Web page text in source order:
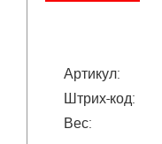
Артикул:
Штрих-код:
Вес: